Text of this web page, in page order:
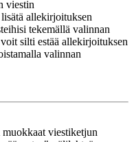
viestin
allekirjoituksen
tekemällä valinnan
silti estää allekirjoituksen
valinnan
viestiketjun